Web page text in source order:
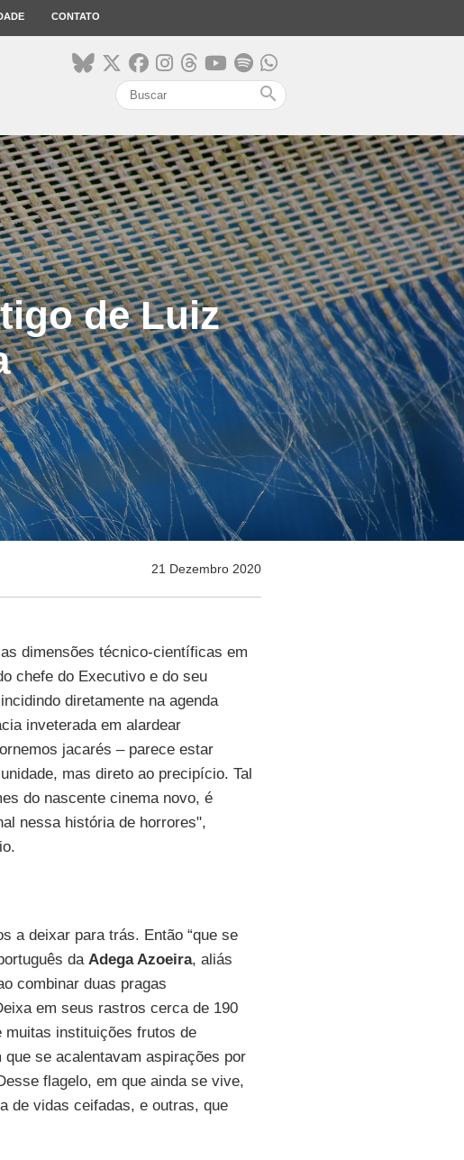
CONTATO
search
de Luiz
21 Dezembro 2020
dimensões técnico-científicas em
chefe do Executivo e do seu
diretamente na agenda
inveterada em alardear
jacarés – parece estar
mas direto ao precipício. Tal
do nascente cinema novo, é
nessa história de horrores",
a deixar para trás. Então “que se
da Adega Azoeira, aliás
combinar duas pragas
em seus rastros cerca de 190
muitas instituições frutos de
se acalentavam aspirações por
flagelo, em que ainda se vive,
de vidas ceifadas, e outras, que